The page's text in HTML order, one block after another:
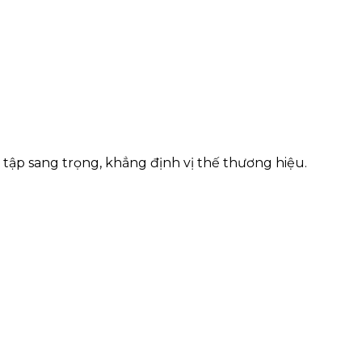
sang trọng, khẳng định vị thế thương hiệu.